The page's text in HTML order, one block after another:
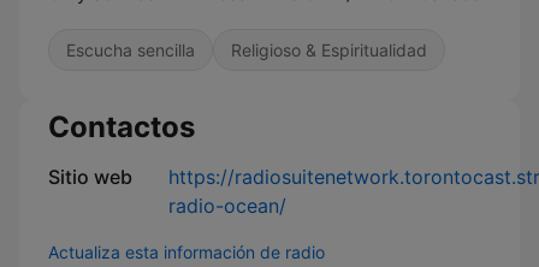
Escucha sencilla Religioso & Espiritualidad
Contactos
Sitio web
https://
radio-ocean/
Actualiza esta información de radio